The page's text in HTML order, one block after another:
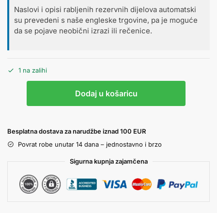
Naslovi i opisi rabljenih rezervnih dijelova automatski
su prevedeni s naše engleske trgovine, pa je moguće
da se pojave neobični izrazi ili rečenice.
1 na zalihi
Dodaj u košaricu
Besplatna dostava za narudžbe iznad 100 EUR
Povrat robe unutar 14 dana – jednostavno i brzo
Sigurna kupnja zajamčena